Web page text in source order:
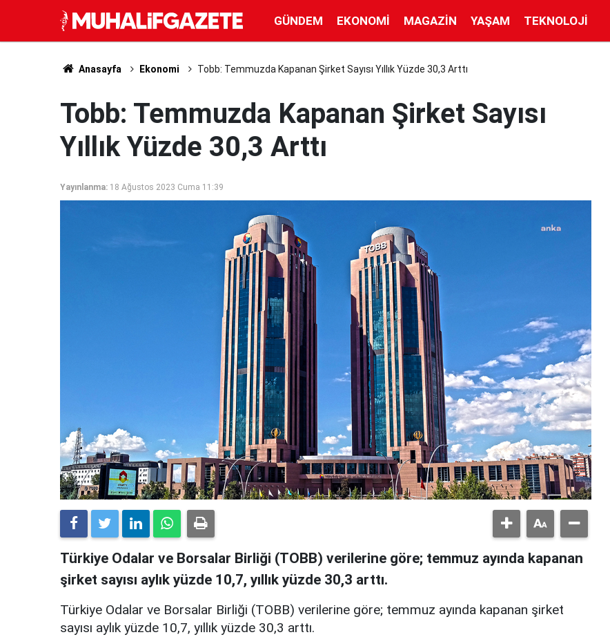
GÜNDEM EKONOMI MAGAZIN YAŞAM TEKNOLOJI
Anasayfa Ekonomi Tobb: Temmuzda Kapanan Şirket Sayısı Yıllık Yüzde 30,3 Arttı
Tobb: Temmuzda Kapanan Şirket Sayısı
Yıllık Yüzde 30,3 Arttı
Yayınlanma: 18 Ağustos 2023 Cuma 11:39
Türkiye Odalar ve Borsalar Birliği (TOBB) verilerine göre; temmuz ayında kapanan
şirket sayısı aylık yüzde 10,7, yıllık yüzde 30,3 arttı.
Türkiye Odalar ve Borsalar Birliği (TOBB) verilerine göre; temmuz ayında kapanan şirket
sayısı aylık yüzde 10,7, yıllık yüzde 30,3 arttı.